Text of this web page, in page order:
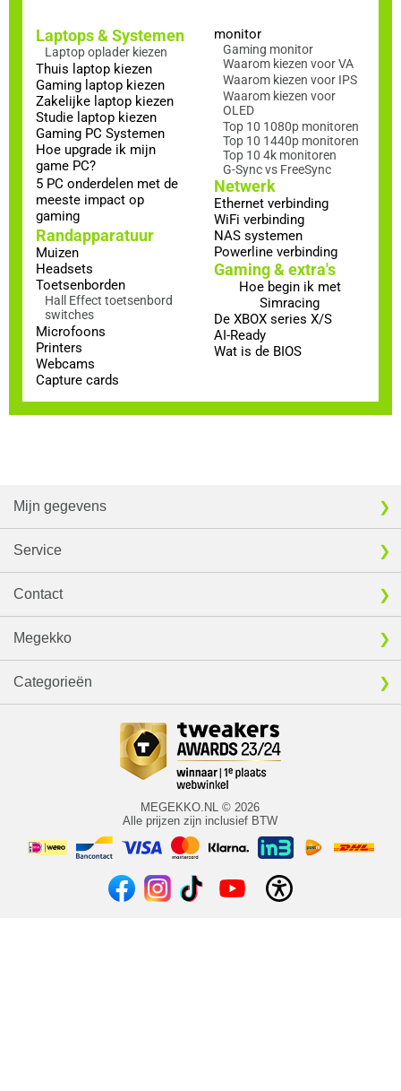
Laptops & Systemen
Laptop oplader kiezen
Thuis laptop kiezen
Gaming laptop kiezen
Zakelijke laptop kiezen
Studie laptop kiezen
Gaming PC Systemen
Hoe upgrade ik mijn
game PC?
5 PC onderdelen met de
meeste impact op
gaming
Randapparatuur
Muizen
Headsets
Toetsenborden
Hall Effect toetsenbord
switches
Microfoons
Printers
Webcams
Capture cards
monitor
Gaming monitor
Waarom kiezen voor VA
Waarom kiezen voor IPS
Waarom kiezen voor
OLED
Top 10 1080p monitoren
Top 10 1440p monitoren
Top 10 4k monitoren
G-Sync vs FreeSync
Netwerk
Ethernet verbinding
WiFi verbinding
NAS systemen
Powerline verbinding
Gaming & extra's
Hoe begin ik met
Simracing
De XBOX series X/S
AI-Ready
Wat is de BIOS
Mijn gegevens
Service
Contact
Megekko
Categorieën
MEGEKKO.NL © 2026
Alle prijzen zijn inclusief BTW